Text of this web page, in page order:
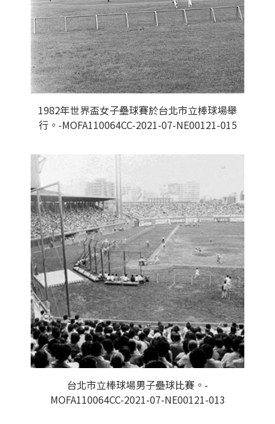
1982年世界盃女子壘球賽於台北市立棒球場舉
行。-MOFA110064CC-2021-07-NE00121-015
台北市立棒球場男子壘球比賽。-
MOFA110064CC-2021-07-NE00121-013